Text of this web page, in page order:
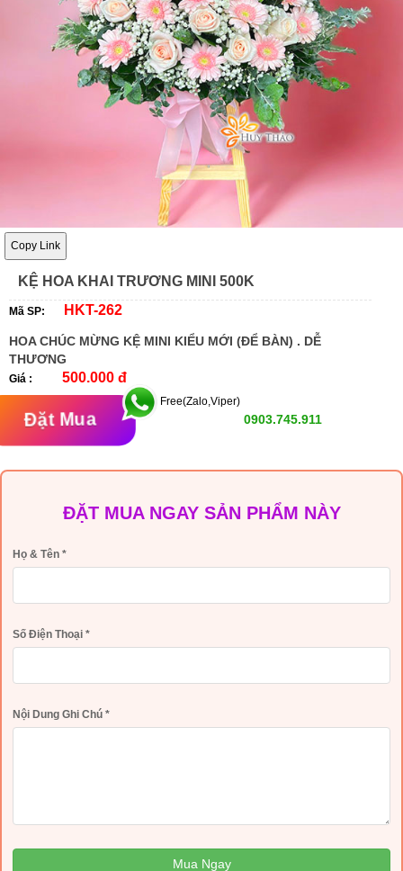
Copy Link
KỆ HOA KHAI TRƯƠNG MINI 500K
Mã SP: HKT-262
HOA CHÚC MỪNG KỆ MINI KIỂU MỚI (ĐỂ BÀN) . DỄ
THƯƠNG
Giá : 500.000 đ
Đặt Mua
Free(Zalo,Viper)
0903.745.911
ĐẶT MUA NGAY SẢN PHẨM NÀY
Họ & Tên *
Số Điện Thoại *
Nội Dung Ghi Chú *
Mua Ngay